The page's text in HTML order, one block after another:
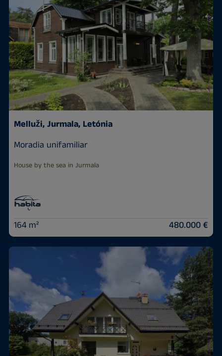
Melluži, Jurmala, Letónia
Moradia unifamiliar
House by the sea in Jurmala
164 m² 480.000 €